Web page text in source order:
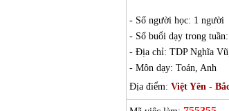
- Số người học: 1 người
- Số buổi dạy trong
- Địa chỉ: TDP Nghĩa
- Môn dạy: Toán, Anh
Địa điểm: Việt Yên -